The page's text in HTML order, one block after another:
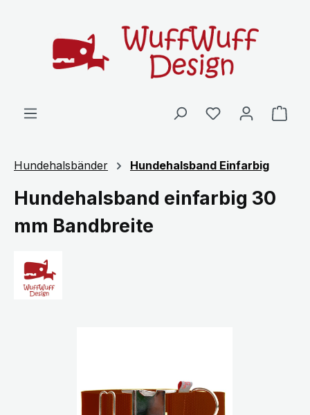
Hundehalsbänder Hundehalsband Einfarbig
Hundehalsband einfarbig 30
mm Bandbreite